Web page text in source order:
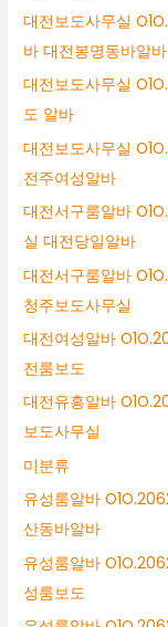
대전보도사무실
바 대전봉명동바알바
대전보도사무실
도 알바
대전보도사무실
전주여성알바
대전서구룸알바
실 대전당일알바
대전서구룸알바
청주보도사무실
대전여성알바
전룸보도
대전유흥알바
보도사무실
미분류
유성룸알바
산동바알바
유성룸알바
성룸보도